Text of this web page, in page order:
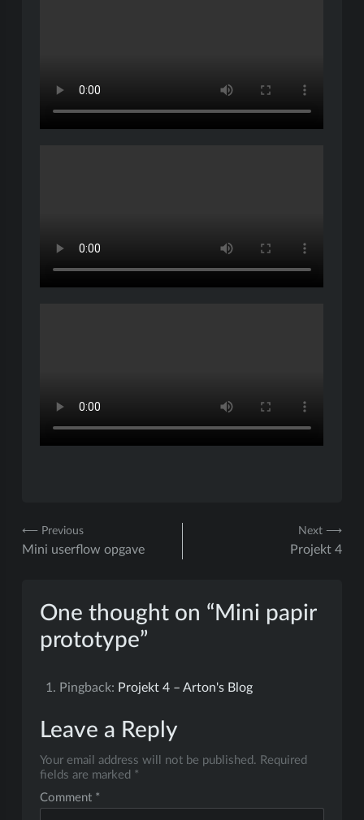
Post
navigation
⟵ Previous
Mini userflow opgave
Next ⟶
Projekt 4
One thought on “ Mini papir
prototype”
Pingback: Projekt 4 – Arton's Blog
Leave a Reply
Your email address will not be published. Required
fields are marked *
Comment *